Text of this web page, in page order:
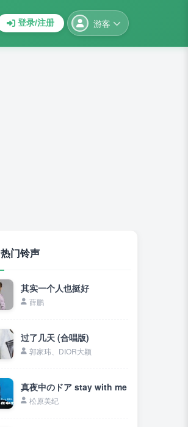
登录/注册 游客
热门铃声
其实一个人也挺好
薛鹏
过了几天 (合唱版)
郭家玮、DIOR大颖
真夜中のドア stay with me
松原美纪